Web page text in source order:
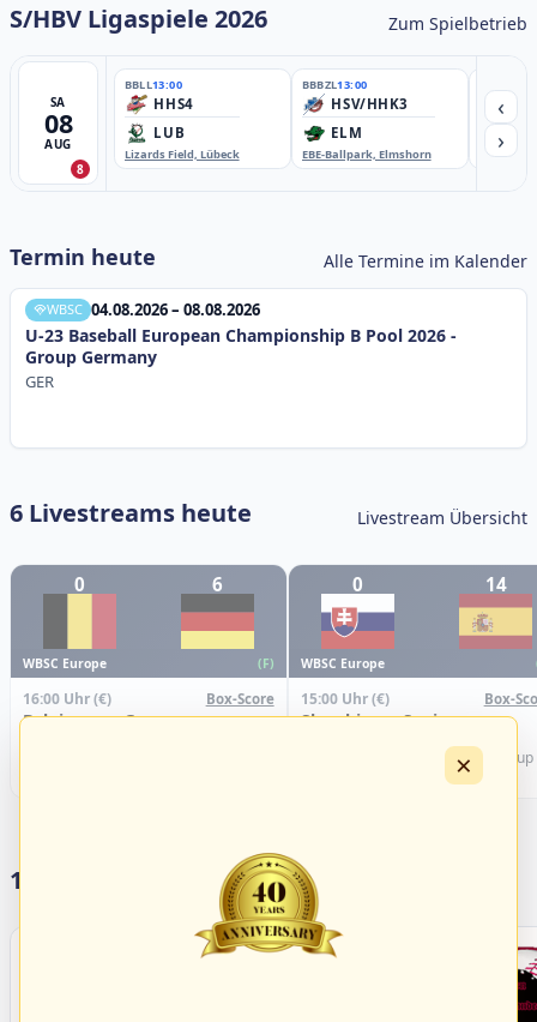
S/HBV Ligaspiele 2026 Zum Spielbetrieb
SA
08
AUG
8
BBLL13:00
HHS4
LUB
Lizards Field, Lübeck
BBBZL13:00
HSV/HHK3
ELM
EBE-Ballpark, Elmshorn
‹
›
Termin heute Alle Termine im Kalender
WBSC 04.08.2026 – 08.08.2026
U-23 Baseball European Championship B Pool 2026 -
Group Germany
GER
6 Livestreams heute Livestream Übersicht
0 6
WBSC Europe (F)
16:00 Uhr(€) Box-Score
Belgium vs. Germany
0 14
WBSC Europe
15:00 Uhr(€) Box-
Slovakia vs. Spain
Championship B Pool 2026 - Group
17 Vereine im S/HBV
×